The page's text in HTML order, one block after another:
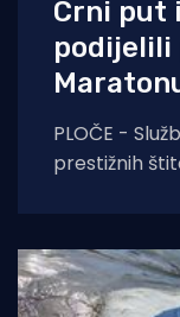
Crni put
podijelili
PLOČE -
prestižnih